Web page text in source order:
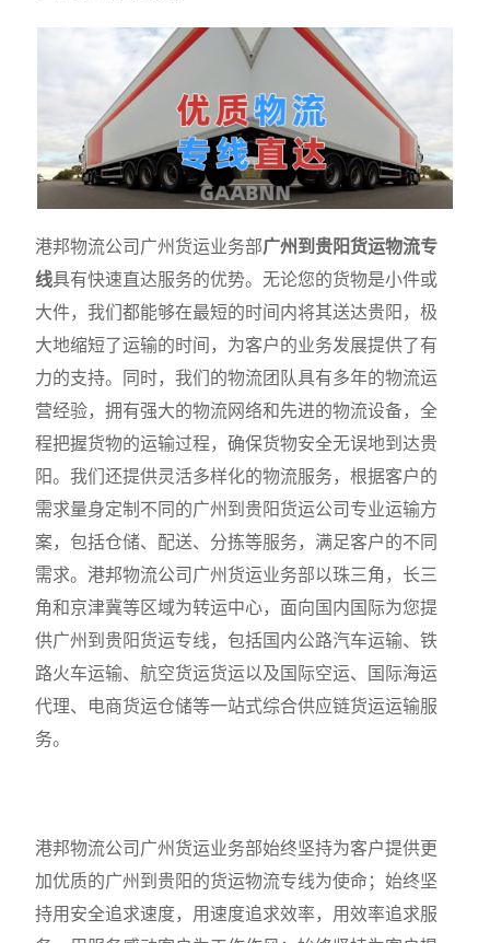
港邦物流公司广州货运业务部广州到贵阳货运物流专
线具有快速直达服务的优势。无论您的货物是小件或
大件，我们都能够在最短的时间内将其送达贵阳，极
大地缩短了运输的时间，为客户的业务发展提供了有
力的支持。同时，我们的物流团队具有多年的物流运
营经验，拥有强大的物流网络和先进的物流设备，全
程把握货物的运输过程，确保货物安全无误地到达贵
阳。我们还提供灵活多样化的物流服务，根据客户的
需求量身定制不同的广州到贵阳货运公司专业运输方
案，包括仓储、配送、分拣等服务，满足客户的不同
需求。港邦物流公司广州货运业务部以珠三角，长三
角和京津冀等区域为转运中心，面向国内国际为您提
供广州到贵阳货运专线，包括国内公路汽车运输、铁
路火车运输、航空货运货运以及国际空运、国际海运
代理、电商货运仓储等一站式综合供应链货运运输服
务。
港邦物流公司广州货运业务部始终坚持为客户提供更
加优质的广州到贵阳的货运物流专线为使命；始终坚
持用安全追求速度，用速度追求效率，用效率追求服